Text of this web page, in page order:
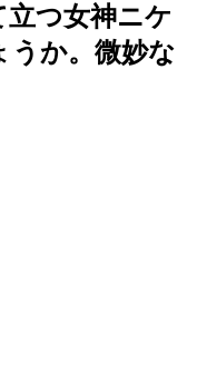
立つ女神ニケ
うか。微妙な